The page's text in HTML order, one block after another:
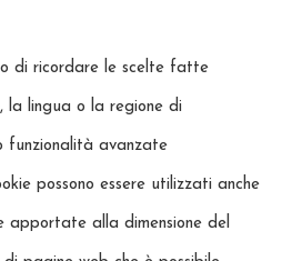
di ricordare le scelte fatte
la lingua o la regione di
funzionalità avanzate
possono essere utilizzati anche
apportate alla dimensione del